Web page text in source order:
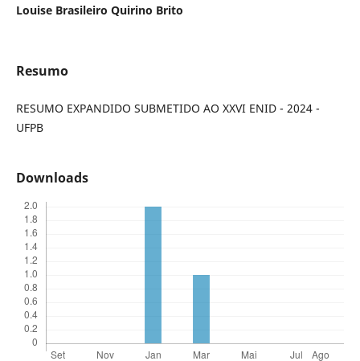
Louise Brasileiro Quirino Brito
Resumo
RESUMO EXPANDIDO SUBMETIDO AO XXVI ENID - 2024 -
UFPB
Downloads